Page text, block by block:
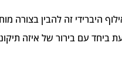
היברידי זה להבין בצורה
ביחד עם בירור של איזה